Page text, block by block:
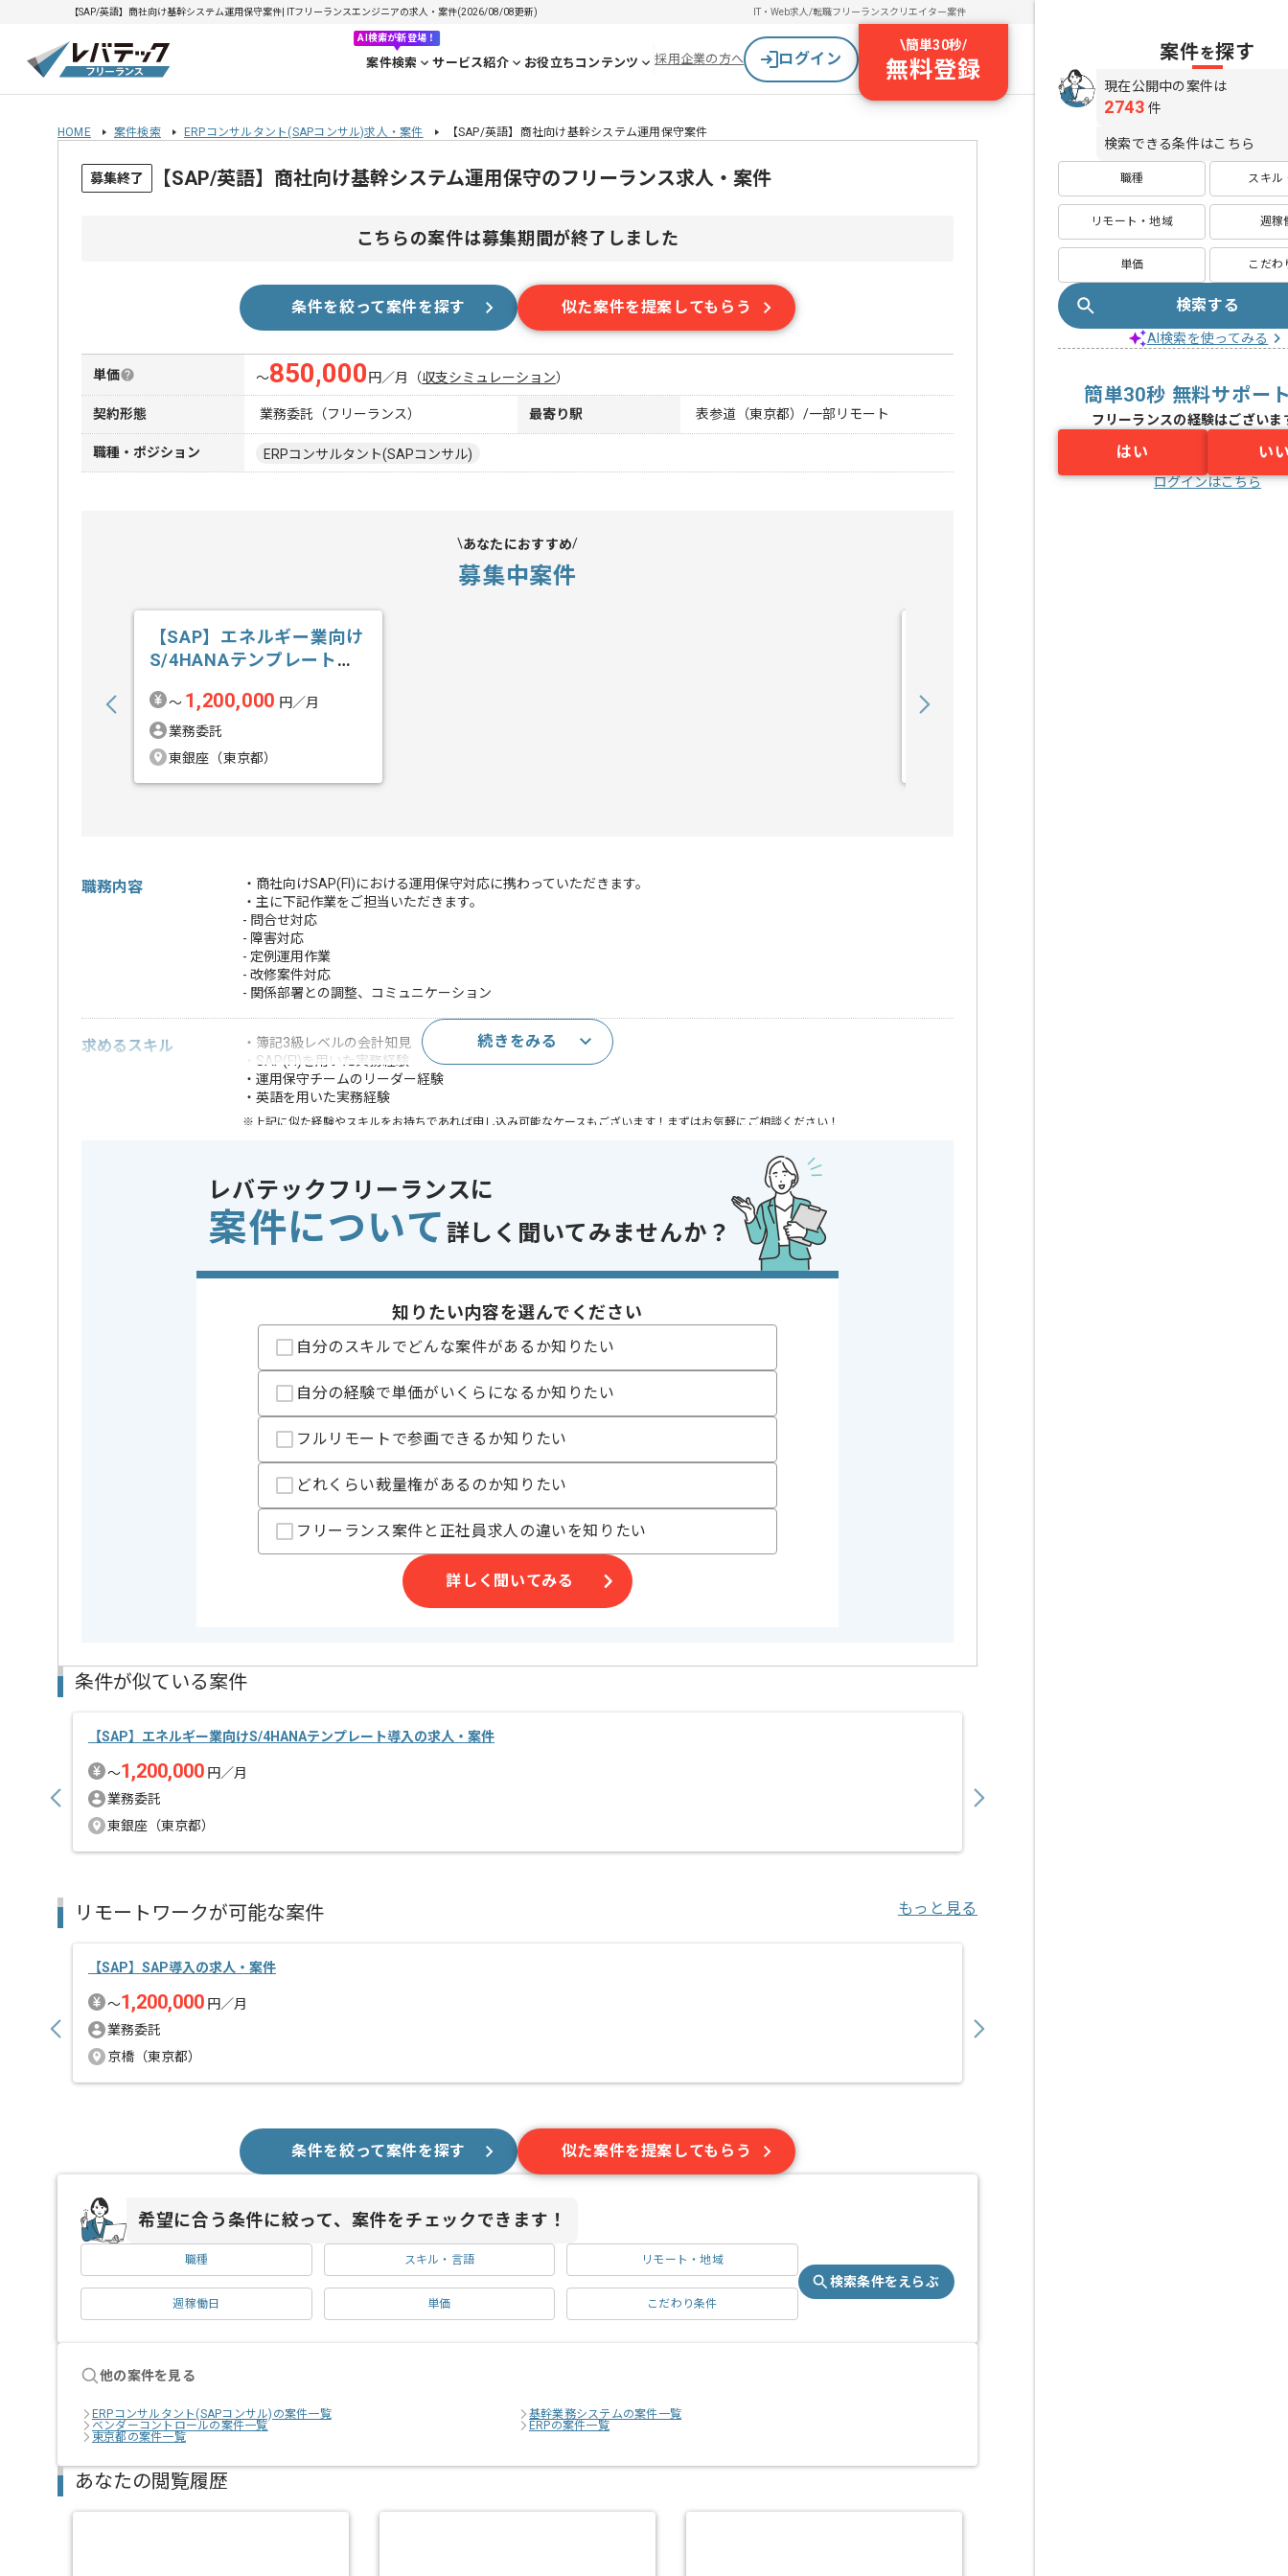
【SAP/英語】商社向け基幹システム運用保守案件| ITフリーランスエンジニアの求人・案件(2026/08/08更新) IT・Web求人/転職フリーランスクリエイター案件
AI検索が新登場！
案件検索 サービス紹介 お役立ちコンテンツ 採用企業の方へ ログイン
\簡単30秒/
無料登録
HOME 案件検索 ERPコンサルタント(SAPコンサル)求人・案件 【SAP/英語】商社向け基幹システム運用保守案件
募集終了 【SAP/英語】商社向け基幹システム運用保守のフリーランス求人・案件
こちらの案件は募集期間が終了しました
条件を絞って案件を探す 似た案件を提案してもらう
単価 〜850,000 円／月 （収支シミュレーション）
契約形態 業務委託（フリーランス） 最寄り駅 表参道（東京都）/一部リモート
職種・ポジション ERPコンサルタント(SAPコンサル)
あなたにおすすめ
募集中案件
【SAP】エネルギー業向け
S/4HANAテンプレート導
〜 1,200,000 円／月
業務委託
東銀座（東京都）
職務内容
・商社向けSAP(FI)における運用保守対応に携わっていただきます。
・主に下記作業をご担当いただきます。
- 問合せ対応
- 障害対応
- 定例運用作業
- 改修案件対応
- 関係部署との調整、コミュニケーション
求めるスキル
・簿記3級レベルの会計知見
・SAP(FI)を用いた実務経験
・運用保守チームのリーダー経験
・英語を用いた実務経験
※上記に似た経験やスキルをお持ちであれば申し込み可能なケースもございます！まずはお気軽にご相談ください！
担当領域/システム
基幹業務システム
特徴
参画実績あり , 20代活躍中 , 30代活躍中 , 長期プロジェクト
レバテックでの実績がある企業の案件でございます。
SAPの経験を活かすことができます。
複数案件を保有している企業ですので、
ご経験と実績に応じて別案件のご提案も差し上げる場合がございます。
新しいアイディアや技術を積極的に導入し、
経験豊富なメンバーと成長が出来る環境でございます。
スキルアップされたい方、長期的に参画されたい方にオススメの案件です。
基本的には一部リモート作業を見込んでおります。
続きをみる
レバテックフリーランスに
案件について 詳しく聞いてみませんか？
知りたい内容を選んでください
自分のスキルでどんな案件があるか知りたい
自分の経験で単価がいくらになるか知りたい
フルリモートで参画できるか知りたい
どれくらい裁量権があるのか知りたい
フリーランス案件と正社員求人の違いを知りたい
詳しく聞いてみる
条件が似ている案件
【SAP】エネルギー業向けS/4HANAテンプレート導入の求人・案件
〜1,200,000 円／月
業務委託
東銀座（東京都）
リモートワークが可能な案件 もっと見る
【SAP】SAP導入の求人・案件
〜1,200,000 円／月
業務委託
京橋（東京都）
条件を絞って案件を探す 似た案件を提案してもらう
希望に合う条件に絞って、案件をチェックできます！
職種 スキル・言語 リモート・地域
週稼働日 単価 こだわり条件
検索条件をえらぶ
他の案件を見る
ERPコンサルタント(SAPコンサル)の案件一覧
基幹業務システムの案件一覧
ベンダーコントロールの案件一覧
ERPの案件一覧
東京都の案件一覧
あなたの閲覧履歴
案件を探す
現在公開中の案件は
2743 件
検索できる条件はこちら
職種 スキル
リモート・地域 週稼
単価 こだわ
検索する
AI検索を使ってみる
簡単30秒 無料サポー
フリーランスの経験はございま
はい い
ログインはこちら